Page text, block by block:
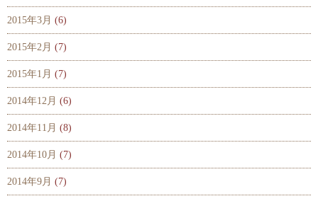
2015年3月 (6)
2015年2月 (7)
2015年1月 (7)
2014年12月 (6)
2014年11月 (8)
2014年10月 (7)
2014年9月 (7)